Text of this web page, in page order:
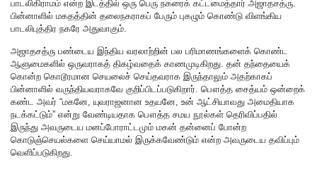
பாடலிகிராமம் என்ற இடத்தில் ஒரு பெரு நகரைக் கட்டமைத்தார் அஜாதசத்ரு.
பின்னாளில் மகதத்தின் தலைநகராகப் பேரும் புகழும் கொண்டு விளங்கிய
பாடலிபுத்திர நகரே அதுவாகும்.
அஜாதசத்ரு பண்டைய இந்திய வரலாற்றின் பல பரிமாணங்களைக் கொண்ட
ஆளுமைகளில் ஒருவராகத் திகழ்வதைக் காணமுடிகிறது. தன் தந்தையைக்
கொன்ற கொடூரமான செயலைச் செய்தவராக இருந்தாலும் அதற்காகப்
பின்னாளில் வருந்தியவராகவே குறிப்பிடப்படுகிறார். பௌத்த சைத்யம் ஒன்றைக்
கண்ட அவர் “மகனே, யுவராஜனான உதயனே, உன் ஆட்சியாவது அமைதியாக
நடக்கட்டும்” என்று வேண்டியதாக பௌத்த சமய நூல்கள் தெரிவிப்பதில்
இருந்து அவருடைய மனப்போராட்டமும் மகன் தன்னைப் போன்ற
கொடுஞ்செயல்களை செய்யாமல் இருக்கவேண்டும் என்ற அவருடைய தவிப்பும்
வெளிப்படுகிறது.